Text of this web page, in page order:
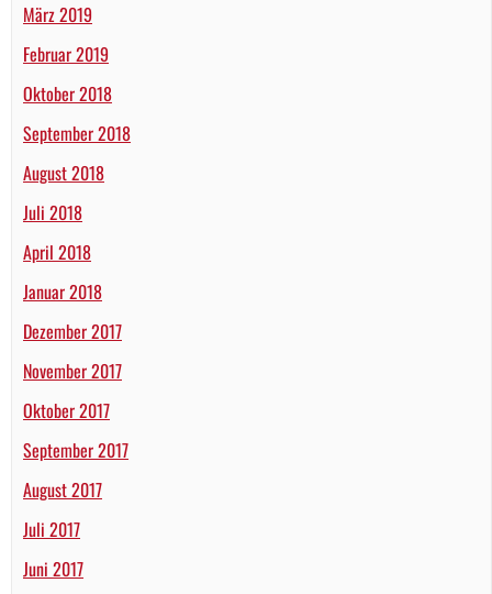
März 2019
Februar 2019
Oktober 2018
September 2018
August 2018
Juli 2018
April 2018
Januar 2018
Dezember 2017
November 2017
Oktober 2017
September 2017
August 2017
Juli 2017
Juni 2017